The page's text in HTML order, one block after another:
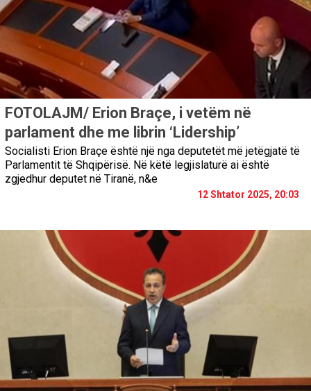
FOTOLAJM/ Erion Braçe, i vetëm në
parlament dhe me librin ‘Lidership’
Socialisti Erion Braçe është një nga deputetët më jetëgjatë të
Parlamentit të Shqipërisë. Në këtë legjislaturë ai është
zgjedhur deputet në Tiranë, n&e
12 Shtator 2025, 20:03